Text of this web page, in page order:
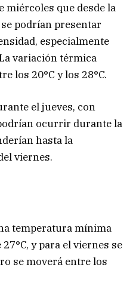
miércoles que desde la
podrían presentar
especialmente
variación térmica
los 20°C y los 28°C.
el jueves, con
ocurrir durante la
hasta la
viernes.
temperatura mínima
y para el viernes se
se moverá entre los